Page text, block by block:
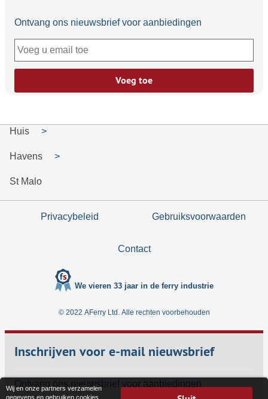
Ontvang ons nieuwsbrief voor aanbiedingen
Voeg toe
Huis
Havens
St Malo
Privacybeleid Gebruiksvoorwaarden
Contact
We vieren 33 jaar in de ferry industrie
© 2022 AFerry Ltd. Alle rechten voorbehouden
Inschrijven voor e-mail nieuwsbrief
Ontvang ons nieuwsbrief voor aanbiedingen
Wij en onze partners verzamelen
gegevens en gebruiken cookies